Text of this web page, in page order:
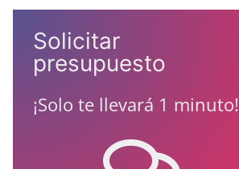
Solicitar
presupuesto
¡Solo te llevará 1 minuto!